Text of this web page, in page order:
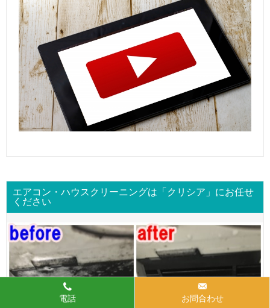
エアコン・ハウスクリーニングは「クリシア」にお任せ
ください
電話 お問合わせ